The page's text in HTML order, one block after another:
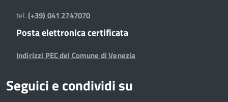
tel.(+39) 041 2747070
Posta elettronica certificata
Indirizzi PEC del Comune di Venezia
Seguici e condividi su